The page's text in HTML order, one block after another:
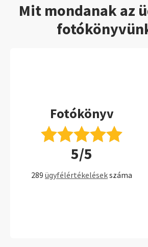
Mit mondanak az
Fotókönyv
5/5
289 ügyfélértékelésekszáma